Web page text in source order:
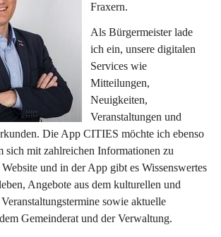
Fraxern.
Als Bürgermeister lade
ich ein, unsere digitalen
Services wie
Mitteilungen,
Neuigkeiten,
Veranstaltungen und
Die App CITIES möchte ich ebenso
sich mit zahlreichen Informationen zu
und in der App gibt es Wissenswertes
Angebote aus dem kulturellen und
sowie aktuelle
Gemeinderat und der Verwaltung.